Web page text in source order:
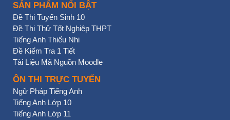
SẢN PHẨM NỔI BẬT
Đề Thi Tuyển Sinh 10
Đề Thi Thử Tốt Nghiệp THPT
Tiếng Anh Thiếu Nhi
Đề Kiểm Tra 1 Tiết
Tài Liệu Mã Nguồn Moodle
ÔN THI TRỰC TUYẾN
Ngữ Pháp Tiếng Anh
Tiếng Anh Lớp 10
Tiếng Anh Lớp 11